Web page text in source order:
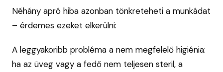
Néhány apró hiba azonban tönkreteheti a munkádat
– érdemes ezeket elkerülni:
A leggyakoribb probléma a nem megfelelő higiénia:
ha az üveg vagy a fedő nem teljesen steril, a